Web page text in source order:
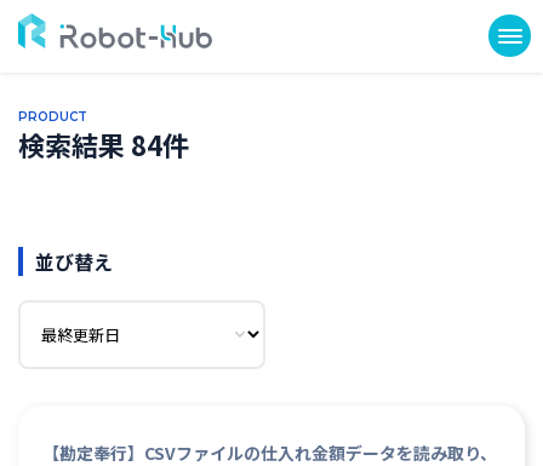
PRODUCT
検索結果 84件
並び替え
【勘定奉行】CSVファイルの仕入れ金額データを読み取り、